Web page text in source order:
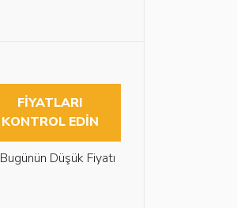
FIYATLARI
KONTROL EDIN
Bugünün Düşük Fiyatı